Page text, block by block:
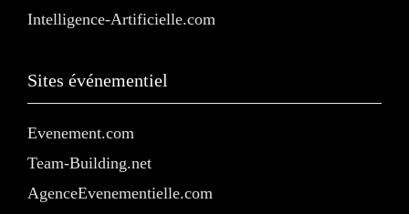
Intelligence-Artificielle.com
Sites événementiel
Evenement.com
Team-Building.net
AgenceEvenementielle.com